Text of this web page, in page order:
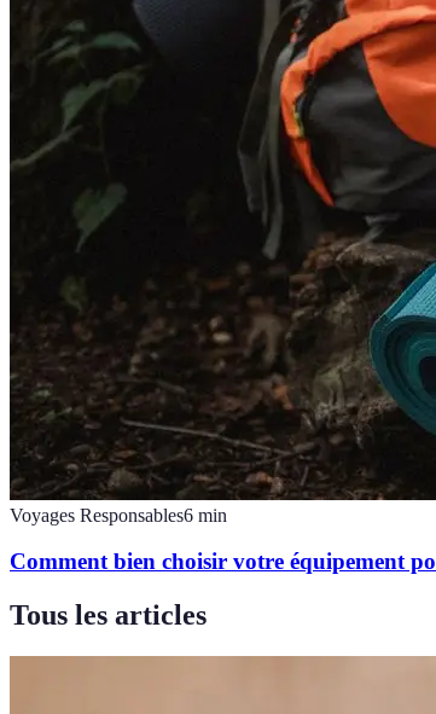
Voyages Responsables6 min
Comment bien choisir votre équipement
Tous les articles